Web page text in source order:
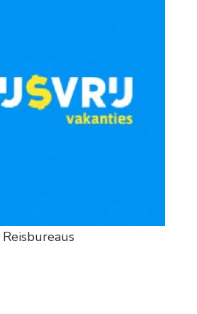
Reisbureaus